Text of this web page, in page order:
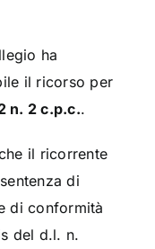
ha
il ricorso per
n. 2 c.p.c..
il ricorrente
di
di conformità
del d.l. n.